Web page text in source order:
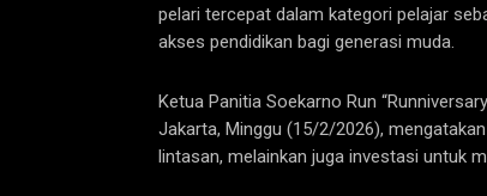
pelari tercepat dalam kategori pelajar
akses pendidikan bagi generasi muda.
Ketua Panitia Soekarno Run
Jakarta, Minggu (15/2/2026),
lintasan, melainkan juga investasi untuk